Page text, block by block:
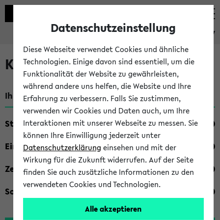
eKVV
Kombisuche im eKVV
Ihre Suchkriterien:
Studienfach
Einrichtung
Zeiten
Sonstiges
Datenschutzeinstellung
Diese Webseite verwendet Cookies und ähnliche
Technologien. Einige davon sind essentiell, um die
Funktionalität der Website zu gewährleisten,
während andere uns helfen, die Website und Ihre
Erfahrung zu verbessern. Falls Sie zustimmen,
verwenden wir Cookies und Daten auch, um Ihre
Interaktionen mit unserer Webseite zu messen. Sie
können Ihre Einwilligung jederzeit unter
Datenschutzerklärung einsehen und mit der
Wirkung für die Zukunft widerrufen. Auf der Seite
finden Sie auch zusätzliche Informationen zu den
verwendeten Cookies und Technologien.
Alle akzeptieren